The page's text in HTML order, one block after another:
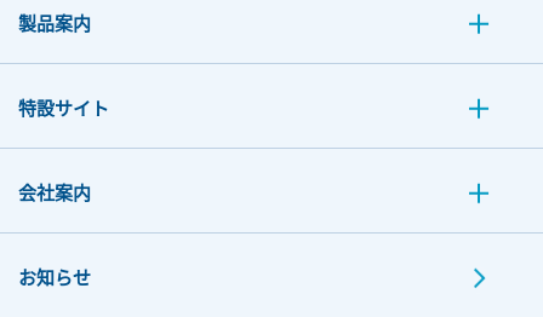
製品案内
特設サイト
会社案内
お知らせ